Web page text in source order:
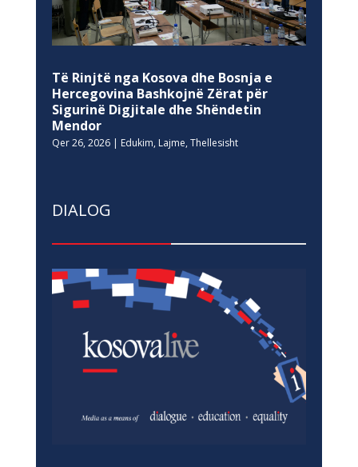
Të Rinjtë nga Kosova dhe Bosnja e
Hercegovina Bashkojnë Zërat për
Sigurinë Digjitale dhe Shëndetin
Mendor
Qer 26, 2026| Edukim, Lajme, Thellesisht
DIALOG